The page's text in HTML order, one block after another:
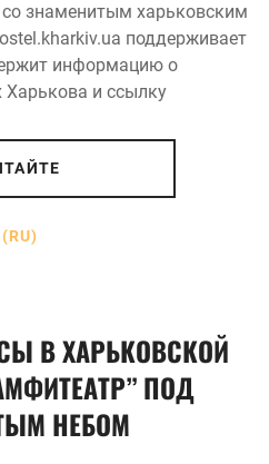
знаменитым харьковским
поддерживает
информацию о
Харькова и ссылку
В ХАРЬКОВСКОЙ
ПОД
НЕБОМ